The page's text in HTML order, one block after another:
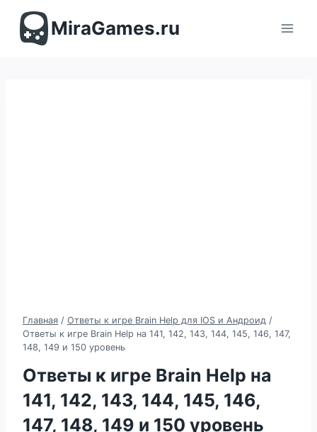
содержимомуMiraGames.ru
Главная / Ответы к игре Brain Help для IOS и Андроид /
Ответы к игре Brain Help на 141, 142, 143, 144, 145, 146, 147,
148, 149 и 150 уровень
Ответы к игре Brain Help на
141, 142, 143, 144, 145, 146,
147, 148, 149 и 150 уровень